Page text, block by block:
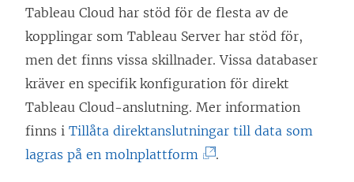
)
t
t
f
ö
n
s
y
t
t
f
ö
n
s
Tableau Cloud har stöd för de flesta av de
kopplingar som Tableau Server har stöd för,
men det finns vissa skillnader. Vissa databaser
kräver en specifik konfiguration för direkt
Tableau Cloud-anslutning. Mer information
finns i Tillåta direktanslutningar till data som
lagras på en molnplattform
.